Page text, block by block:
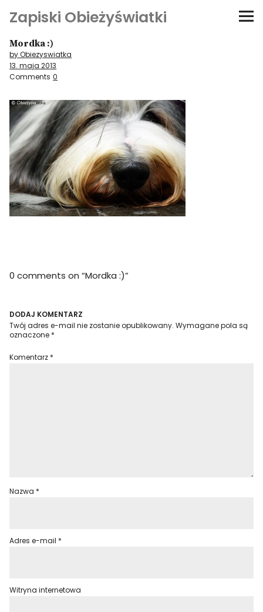
Zapiski Obieżyświatki
Podróże
Kultura i sztuka
Kątem oka
O-fiszki
Niezwyczajne ściany
Dom na kółkach
Mordka :)
by Obiezyswiatka
13. maja 2013
Comments 0
0 comments on “Mordka :)”
DODAJ KOMENTARZ
Twój adres e-mail nie zostanie opublikowany. Wymagane pola są
oznaczone *
Komentarz *
Nazwa *
Adres e-mail *
Witryna internetowa